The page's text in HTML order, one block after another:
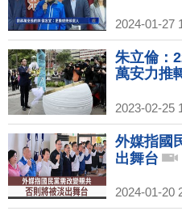
2024-01-27
朱立倫：
萬安力推
2023-02-25
外媒指國
出舞台
2024-01-20